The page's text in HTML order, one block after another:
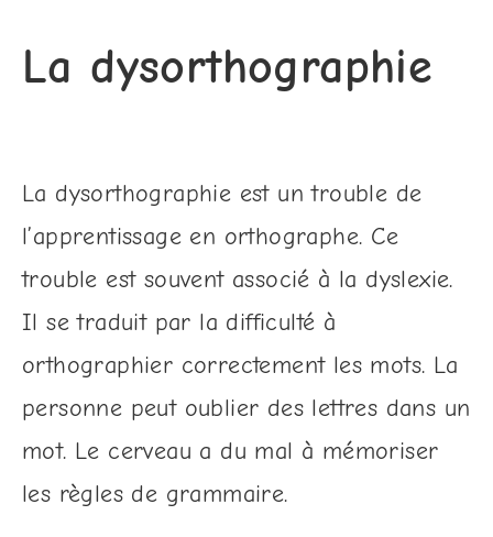
La dysorthographie
La dysorthographie est un trouble de
l’apprentissage en orthographe. Ce
trouble est souvent associé à la dyslexie.
Il se traduit par la difficulté à
orthographier correctement les mots. La
personne peut oublier des lettres dans un
mot. Le cerveau a du mal à mémoriser
les règles de grammaire.